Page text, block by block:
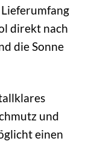
direkt nach
die Sonne
und
einen